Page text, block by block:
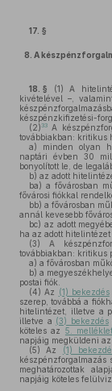
17. §
8. A
18. § (1) A
kivételével –,
készpénzkifizetési-
(2) 33 A
továbbiakban: kritikus
a) minden olyan
naptári évben 30
bonyolított le, de
b) az adott
ba) a fővárosban
fővárosi fiókkal
bb) a fővárosban
annál kevesebb
bc) az adott
ha az adott
(3) A
továbbiakban: kritikus
a) a fővárosban
b) a
postai fiók.
(4) Az (1) bekezdés
szerep, továbbá a
hitelintézet, illetve a
illetve a (3) bekezdés
köteles az 5. melléklet
napjáig megküldeni az
(5) Az (1)
készpénzforgalmazás
meghatározottak
napjáig köteles